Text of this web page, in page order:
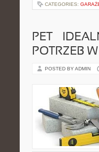
CATEGORIES:
PET –
POTRZEB
POSTED BY ADMIN